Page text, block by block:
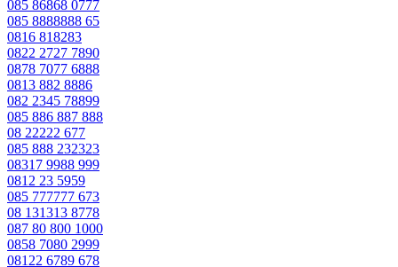
085 86868 0777
085 8888888 65
0816 818283
0822 2727 7890
0878 7077 6888
0813 882 8886
082 2345 78899
085 886 887 888
08 22222 677
085 888 232323
08317 9988 999
0812 23 5959
085 777777 673
08 131313 8778
087 80 800 1000
0858 7080 2999
08122 6789 678